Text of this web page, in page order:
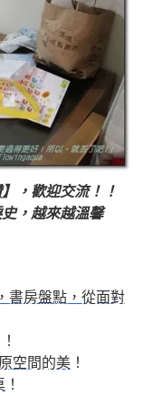
】，歡迎交流！！
，越來越溫馨
書房盤點，從面對
空間的美 ！
！